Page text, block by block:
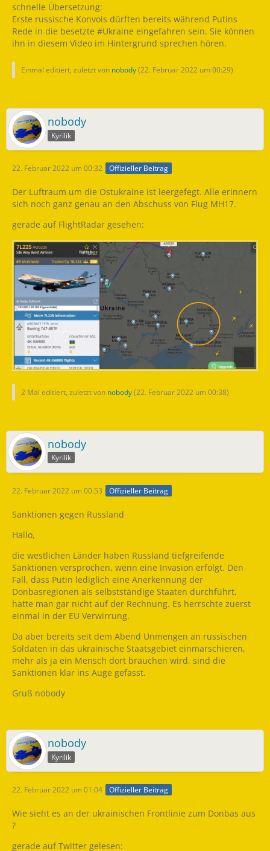
schnelle Übersetzung:
Erste russische Konvois dürften bereits während Putins
Rede in die besetzte #Ukraine eingefahren sein. Sie können
ihn in diesem Video im Hintergrund sprechen hören.
Einmal editiert, zuletzt von nobody(22. Februar 2022 um 00:29)
nobody
Kyrilik
22. Februar 2022 um 00:32 Offizieller Beitrag
Der Luftraum um die Ostukraine ist leergefegt. Alle erinnern
sich noch ganz genau an den Abschuss von Flug MH17.
gerade auf FlightRadar gesehen:
2 Mal editiert, zuletzt von nobody(22. Februar 2022 um 00:38)
nobody
Kyrilik
22. Februar 2022 um 00:53 Offizieller Beitrag
Sanktionen gegen Russland
Hallo,
die westlichen Länder haben Russland tiefgreifende
Sanktionen versprochen, wenn eine Invasion erfolgt. Den
Fall, dass Putin lediglich eine Anerkennung der
Donbasregionen als selbstständige Staaten durchführt,
hatte man gar nicht auf der Rechnung. Es herrschte zuerst
einmal in der EU Verwirrung.
Da aber bereits seit dem Abend Unmengen an russischen
Soldaten in das ukrainische Staatsgebiet einmarschieren,
mehr als ja ein Mensch dort brauchen wird, sind die
Sanktionen klar ins Auge gefasst.
Gruß nobody
nobody
Kyrilik
22. Februar 2022 um 01:04 Offizieller Beitrag
Wie sieht es an der ukrainischen Frontlinie zum Donbas aus
?
gerade auf Twitter gelesen: